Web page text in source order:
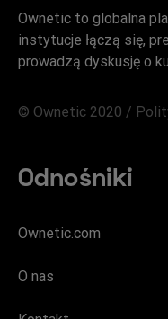
Ownetic to globalna
instytucje łączą się,
prowadzą dyskusję o
© Ownetic 2020 /
Odnośniki
Ownetic.com
O nas